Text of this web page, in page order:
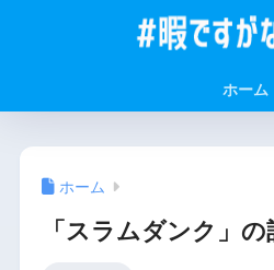
ホーム
ホーム
「スラムダンク」